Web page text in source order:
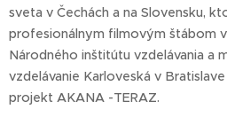
sveta v Čechách a na Slovensku,
profesionálnym filmovým štábom
Národného inštitútu vzdelávania a
vzdelávanie Karloveská v
projekt AKANA -TERAZ.